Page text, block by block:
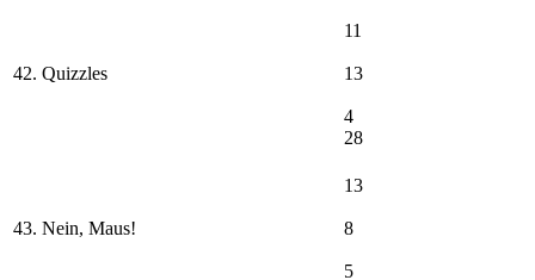
42. Quizzles
11
13
4
28
43. Nein, Maus!
13
8
5